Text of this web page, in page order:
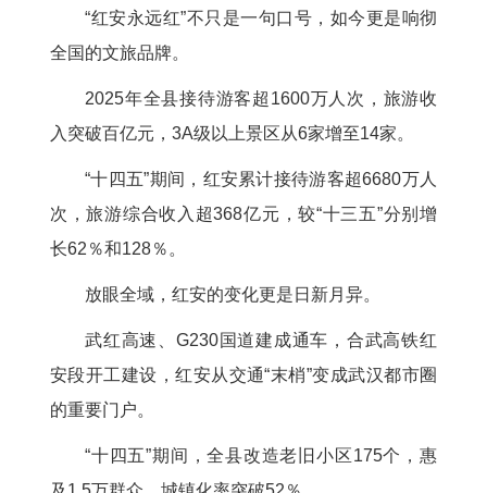
“红安永远红”不只是一句口号，如今更是响彻
全国的文旅品牌。
2025年全县接待游客超1600万人次，旅游收
入突破百亿元，3A级以上景区从6家增至14家。
“十四五”期间，红安累计接待游客超6680万人
次，旅游综合收入超368亿元，较“十三五”分别增
长62％和128％。
放眼全域，红安的变化更是日新月异。
武红高速、G230国道建成通车，合武高铁红
安段开工建设，红安从交通“末梢”变成武汉都市圈
的重要门户。
“十四五”期间，全县改造老旧小区175个，惠